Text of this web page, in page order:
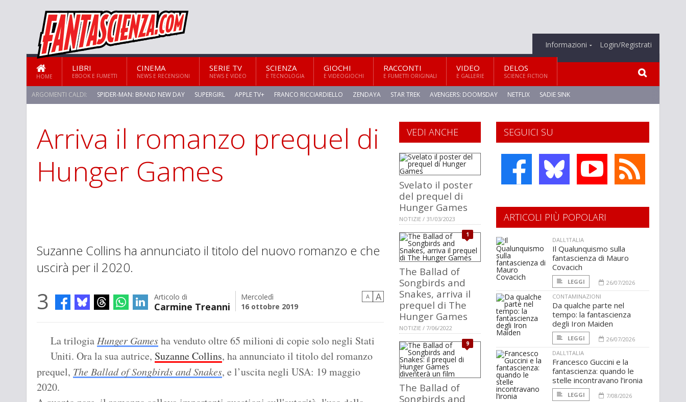
Informazioni Login/Registrati
HOME
LIBRI
EBOOK E FUMETTI
CINEMA
NEWS E RECENSIONI
SERIE TV
NEWS E VIDEO
SCIENZA
E TECNOLOGIA
GIOCHI
E VIDEOGIOCHI
RACCONTI
E FUMETTI ORIGINALI
VIDEO
E GALLERIE
DELOS
SCIENCE FICTION
ARGOMENTI CALDI: SPIDER-MAN: BRAND NEW DAY SUPERGIRL APPLE TV+ FRANCO RICCIARDIELLO ZENDAYA STAR TREK AVENGERS: DOOMSDAY NETFLIX SADIE SINK
STAR TREK: STRANGE NEW WORLDS
Arriva il romanzo prequel di
Hunger Games
Suzanne Collins ha annunciato il titolo del nuovo romanzo e che
uscirà per il 2020.
3 Articolo di
Carmine Treanni
Mercoledì
16 ottobre 2019
A A
La trilogiaHunger Gamesha venduto oltre 65 milioni di copie solo negli Stati
Uniti. Ora la sua autrice, Suzanne Collins, ha annunciato il titolo del romanzo
prequel, The Ballad of Songbirds and Snakes, e l’uscita negli USA: 19 maggio
2020.
SEGUICI SU
VEDI ANCHE
Svelato il poster
del prequel di
Hunger Games
NOTIZIE / 31/03/2023
1
The Ballad of
Songbirds and
Snakes, arriva il
prequel di The
Hunger Games
NOTIZIE / 7/06/2022
9
The Ballad of
Songbirds and
ARTICOLI PIÙ POPOLARI
DALL'ITALIA
Il Qualunquismo sulla
fantascienza di Mauro
Covacich
LEGGI
26/07/2026
CONTAMINAZIONI
Da qualche parte nel
tempo: la fantascienza
degli Iron Maiden
LEGGI
26/07/2026
DALL'ITALIA
Francesco Guccini e la
fantascienza: quando le
stelle incontravano l’ironia
LEGGI
7/08/2026